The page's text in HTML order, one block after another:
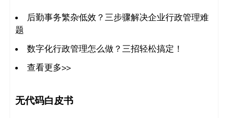
低
码
零
后勤事务繁杂低效？三步骤解决企业行政管理难
题
数字化行政管理怎么做？三招轻松搞定！
查看更多>>
无代码白皮书